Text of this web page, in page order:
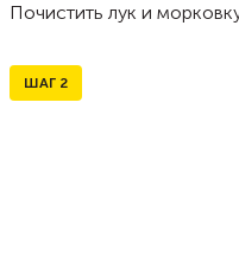
Почистить лук и
ШАГ 2